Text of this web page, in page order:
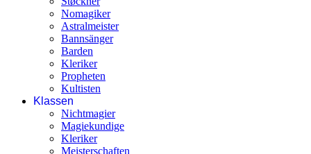
Nomagiker
Astralmeister
Bannsänger
Barden
Kleriker
Propheten
Kultisten
Klassen
Nichtmagier
Magiekundige
Kleriker
Meisterschaften